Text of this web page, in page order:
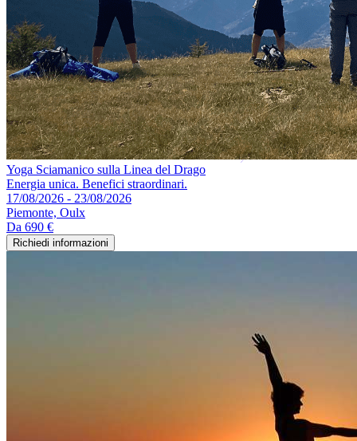
Yoga Sciamanico sulla Linea del Drago
Energia unica. Benefici straordinari.
17/08/2026 - 23/08/2026
Piemonte, Oulx
Da 690 €
Richiedi informazioni